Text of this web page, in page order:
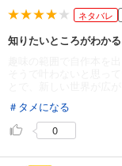
ネタバレ
知りたいところがわかる
＃タメになる
0